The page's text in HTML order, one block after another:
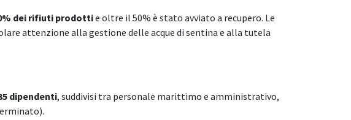
dei rifiuti prodottie oltre il 50% è stato avviato a recupero. Le
attenzione alla gestione delle acque di sentina e alla tutela
dipendenti, suddivisi tra personale marittimo e amministrativo,